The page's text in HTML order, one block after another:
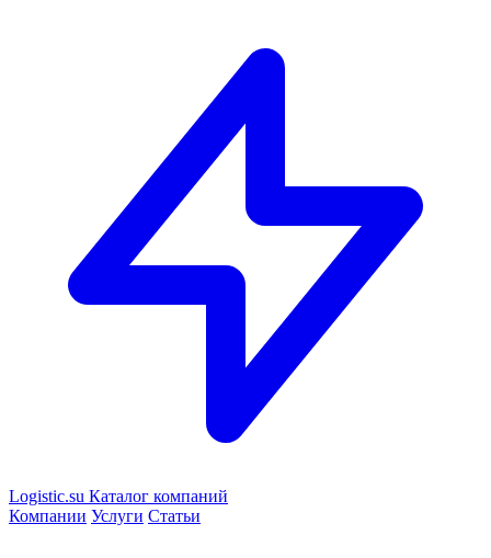
Logistic.su Каталог компаний
Компании Услуги Статьи